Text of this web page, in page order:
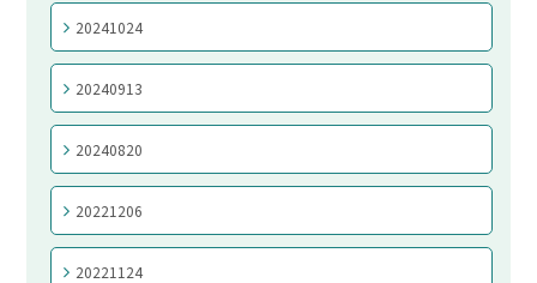
20241024
20240913
20240820
20221206
20221124